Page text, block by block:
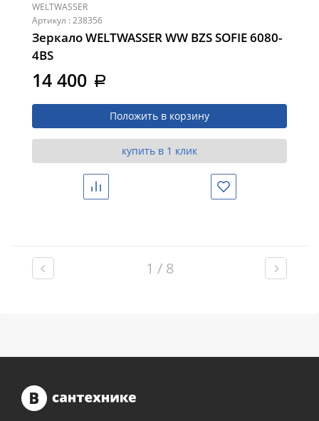
WELTWASSER
Артикул : 238356
Зеркало WELTWASSER WW BZS SOFIE 6080-
4BS
14 400 a
Положить в корзину
купить в 1 клик
Сравнить Избранное
1 / 8